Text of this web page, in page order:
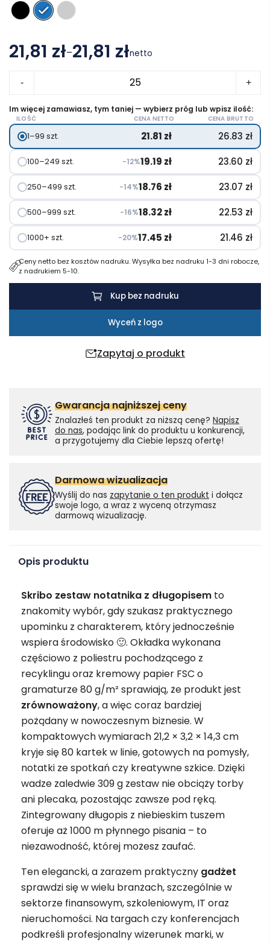
21,81 zł–21,81 zł
cen:
21.81 zł
do
40.39 zł
netto
-
zestaw
notatnika
z
długopisem
+
Zapytaj o produkt
Im więcej zamawiasz, tym taniej — wybierz próg lub wpisz ilość:
ILOŚĆ CENA NETTO CENA BRUTTO
1–99 szt. 21.81 zł 26.83 zł
100–249 szt. −12%19.19 zł 23.60 zł
250–499 szt. −14%18.76 zł 23.07 zł
500–999 szt. −16%18.32zł 22.53 zł
1000+ szt. −20%17.45 zł 21.46 zł
Ceny netto bez kosztów nadruku. Wysyłka bez nadruku 1-3 dni robocze,
z nadrukiem 5-10.
Kup bez nadruku
Wyceń z logo
Gwarancja najniższej ceny
Znalazłeś ten produkt za niższą cenę? Napisz
do nas, podając link do produktu u konkurencji,
a przygotujemy dla Ciebie lepszą ofertę!
Darmowa wizualizacja
Wyślij do nas zapytanie o ten produkt i dołącz
swoje logo, a wraz z wyceną otrzymasz
darmową wizualizację.
Opis produktu
Skribo zestaw notatnika z długopisem to
znakomity wybór, gdy szukasz praktycznego
upominku z charakterem, który jednocześnie
wspiera środowisko 🙂. Okładka wykonana
częściowo z poliestru pochodzącego z
recyklingu oraz kremowy papier FSC o
gramaturze 80 g/m² sprawiają, że produkt jest
zrównoważony, a więc coraz bardziej
pożądany w nowoczesnym biznesie. W
kompaktowych wymiarach 21,2 × 3,2 × 14,3 cm
kryje się 80 kartek w linie, gotowych na pomysły,
notatki ze spotkań czy kreatywne szkice. Dzięki
wadze zaledwie 309 g zestaw nie obciąży torby
ani plecaka, pozostając zawsze pod ręką.
Zintegrowany długopis z niebieskim tuszem
oferuje aż 1000 m płynnego pisania – to
niezawodność, której możesz zaufać.
Ten elegancki, a zarazem praktyczny gadżet
sprawdzi się w wielu branżach, szczególnie w
sektorze finansowym, szkoleniowym, IT oraz
nieruchomości. Na targach czy konferencjach
podkreśli profesjonalny wizerunek marki, w